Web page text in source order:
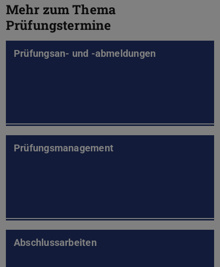
Mehr zum Thema
Prüfungstermine
Prüfungsan- und -abmeldungen
Prüfungsmanagement
Abschlussarbeiten